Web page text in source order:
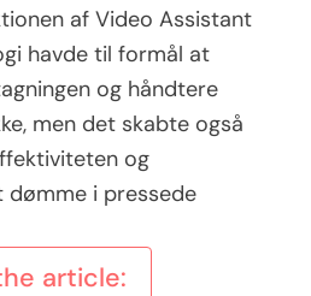
af Video Assistant
havde til formål at
og håndtere
men det skabte også
og
dømme i pressede
article: